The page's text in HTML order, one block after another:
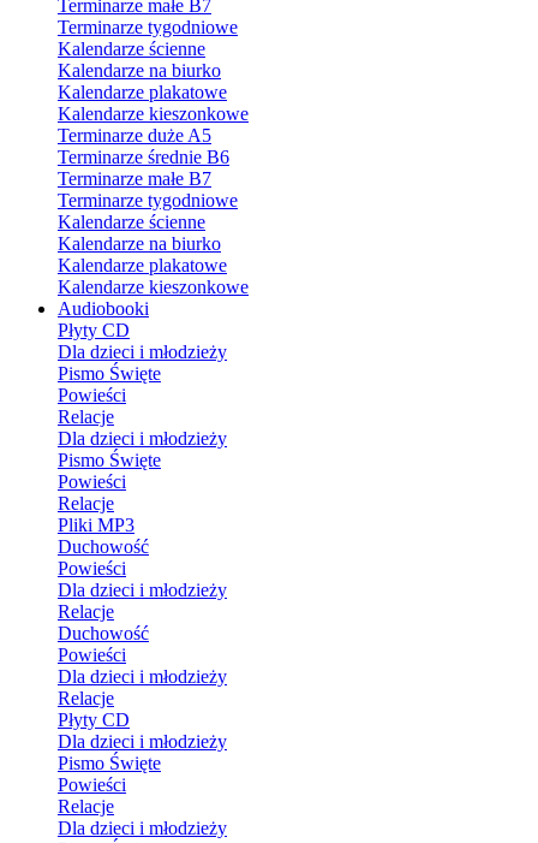
Terminarze małe B7
Terminarze tygodniowe
Kalendarze ścienne
Kalendarze na biurko
Kalendarze plakatowe
Kalendarze kieszonkowe
Terminarze duże A5
Terminarze średnie B6
Terminarze małe B7
Terminarze tygodniowe
Kalendarze ścienne
Kalendarze na biurko
Kalendarze plakatowe
Kalendarze kieszonkowe
Audiobooki
Płyty CD
Dla dzieci i młodzieży
Pismo Święte
Powieści
Relacje
Dla dzieci i młodzieży
Pismo Święte
Powieści
Relacje
Pliki MP3
Duchowość
Powieści
Dla dzieci i młodzieży
Relacje
Duchowość
Powieści
Dla dzieci i młodzieży
Relacje
Płyty CD
Dla dzieci i młodzieży
Pismo Święte
Powieści
Relacje
Dla dzieci i młodzieży